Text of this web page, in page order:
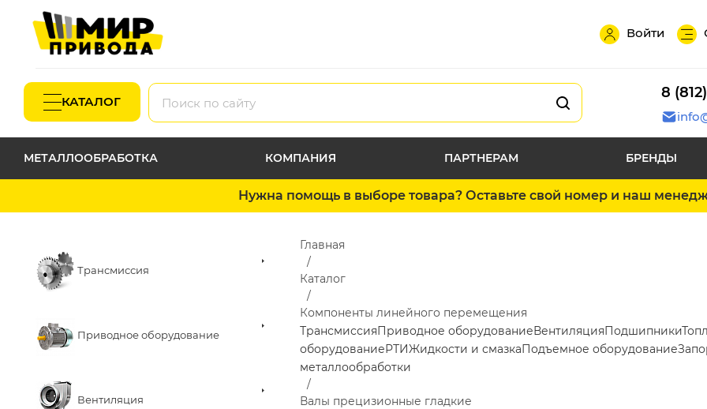
Войти
КАТАЛОГ
8
МЕТАЛЛООБРАБОТКА КОМПАНИЯ ПАРТНЕРАМ БРЕНДЫ
Нужна помощь в выборе товара? Оставьте свой номер и наш
Трансмиссия
Приводное оборудование
Вентиляция
Главная
Каталог
Компоненты линейного перемещения
ТрансмиссияПриводное оборудованиеВентиляцияПодшипники
оборудованиеРТИЖидкости и смазкаПодъемное оборудование
металлообработки
Валы прецизионные гладкие